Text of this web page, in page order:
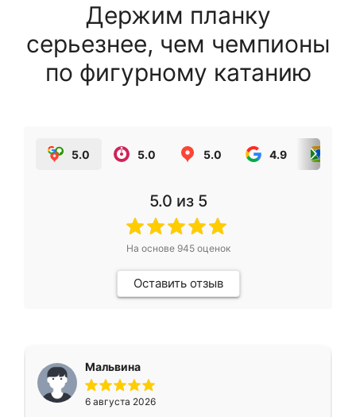
Держим планку
серьезнее, чем чемпионы
по фигурному катанию
5.0 5.0 5.0 4.9
5.0 из 5
На основе 945оценок
Оставить отзыв
Мальвина
6 августа 2026